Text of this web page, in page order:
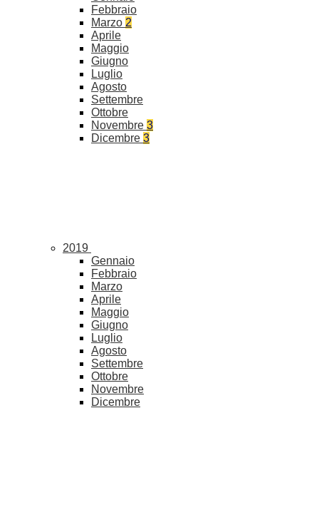
Febbraio
Marzo 2
Aprile
Maggio
Giugno
Luglio
Agosto
Settembre
Ottobre
Novembre 3
Dicembre 3
2019
Gennaio
Febbraio
Marzo
Aprile
Maggio
Giugno
Luglio
Agosto
Settembre
Ottobre
Novembre
Dicembre